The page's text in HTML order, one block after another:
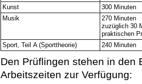
Kunst
300 Minuten
Musik
270 Minuten
zuzüglich 30
praktischen
Sport, Teil A (Sporttheorie)
240 Minuten
Den Prüflingen stehen in den
Arbeitszeiten zur Verfügung: